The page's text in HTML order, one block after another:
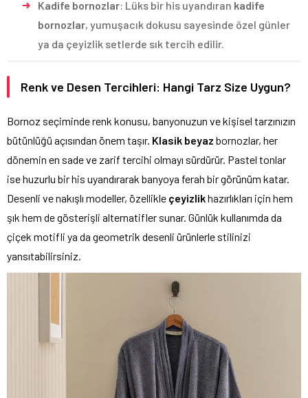
Kadife bornozlar: Lüks bir his uyandıran kadife
bornozlar, yumuşacık dokusu sayesinde özel günler
ya da çeyizlik setlerde sık tercih edilir.
Renk ve Desen Tercihleri: Hangi Tarz Size Uygun?
Bornoz seçiminde renk konusu, banyonuzun ve kişisel tarzınızın
bütünlüğü açısından önem taşır. Klasik beyaz bornozlar, her
dönemin en sade ve zarif tercihi olmayı sürdürür. Pastel tonlar
ise huzurlu bir his uyandırarak banyoya ferah bir görünüm katar.
Desenli ve nakışlı modeller, özellikle çeyizlikhazırlıkları için hem
şık hem de gösterişli alternatifler sunar. Günlük kullanımda da
çiçek motifli ya da geometrik desenli ürünlerle stilinizi
yansıtabilirsiniz.